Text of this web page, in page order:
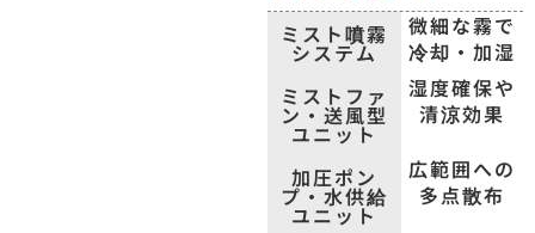
ミスト噴霧
システム
微細な霧で
冷却・加湿
ミストファ
ン・送風型
ユニット
湿度確保や
清涼効果
加圧ポン
プ・水供給
ユニット
広範囲への
多点散布